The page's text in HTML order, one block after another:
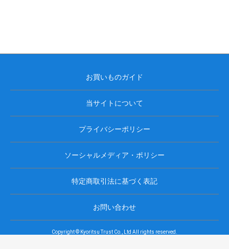
お買いものガイド
当サイトについて
プライバシーポリシー
ソーシャルメディア・ポリシー
特定商取引法に基づく表記
お問い合わせ
Copyright © Kyoritsu Trust Co., Ltd All rights reserved.